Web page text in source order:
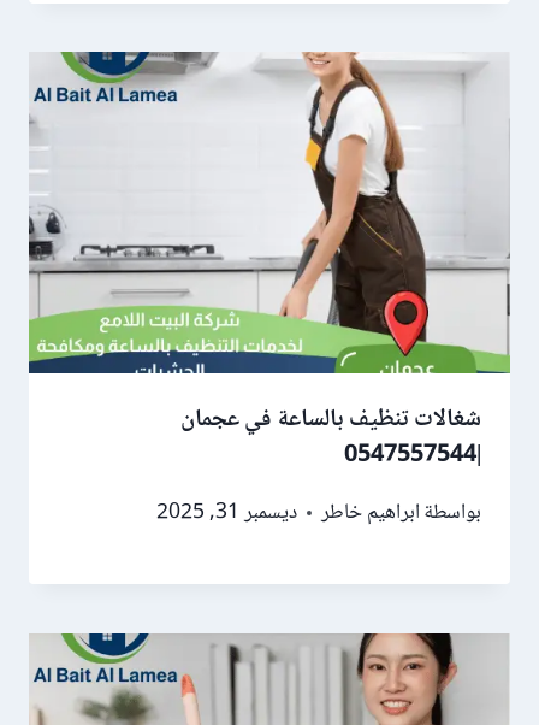
شغالات تنظيف بالساعة في عجمان
|0547557544
بواسطةابراهيم خاطر ديسمبر 31, 2025